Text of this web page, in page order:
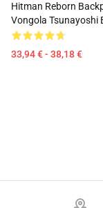
Hitman Reborn
Vongola Tsunayoshi
33,94 € - 38,18 €